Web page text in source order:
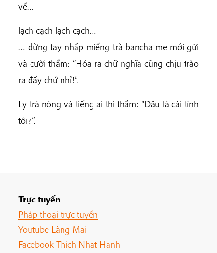
về…
lạch cạch lạch cạch…
… dừng tay nhấp miếng trà bancha mẹ mới gửi
và cười thầm: “Hóa ra chữ nghĩa cũng chịu trào
ra đấy chứ nhỉ!”.
Ly trà nóng và tiếng ai thì thầm: “Đâu là cái tính
tôi?”.
Trực tuyến
Pháp thoại trực tuyến
Youtube Làng Mai
Facebook Thich Nhat Hanh